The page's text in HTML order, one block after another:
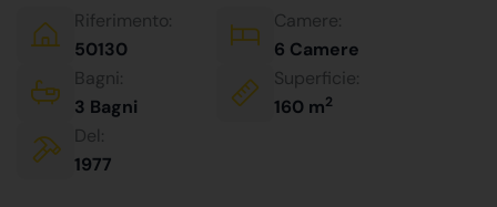
Riferimento:
50130
Camere:
6 Camere
Bagni:
3 Bagni
Superficie:
160 m2
Del:
1977